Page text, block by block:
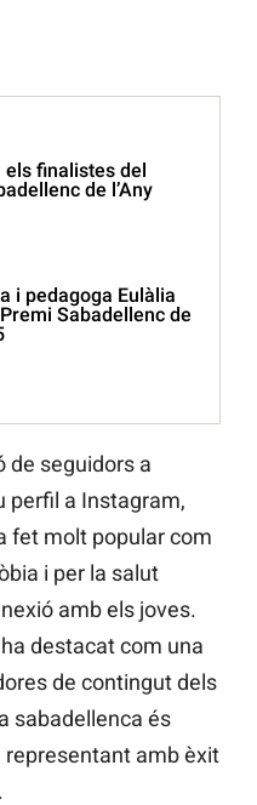
els finalistes del
de l’Any
i pedagoga Eulàlia
Sabadellenc de
de seguidors a
perfil a Instagram,
fet molt popular com
i per la salut
amb els joves.
destacat com una
de contingut dels
sabadellenca és
representant amb èxit